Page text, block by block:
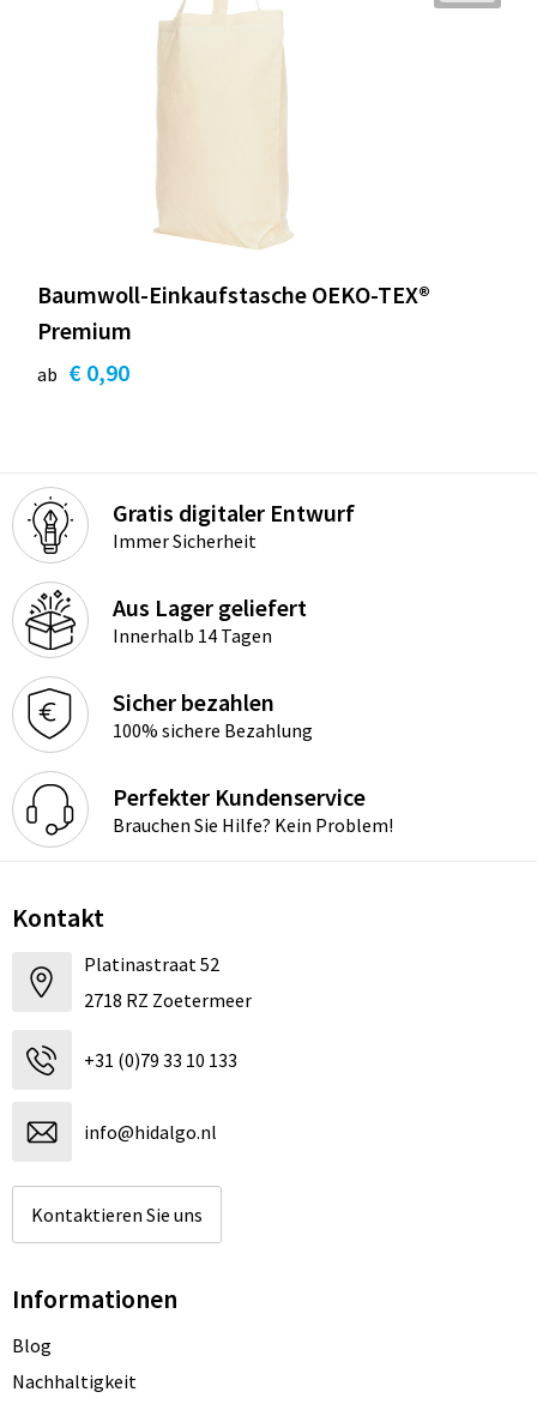
Baumwoll-Einkaufstasche OEKO-TEX®
Premium
ab € 0,90
Gratis digitaler Entwurf
Immer Sicherheit
Aus Lager geliefert
Innerhalb 14 Tagen
Sicher bezahlen
100% sichere Bezahlung
Perfekter Kundenservice
Brauchen Sie Hilfe? Kein Problem!
Kontakt
Platinastraat 52
2718 RZ Zoetermeer
+31 (0)79 33 10 133
info@hidalgo.nl
Kontaktieren Sie uns
Informationen
Blog
Nachhaltigkeit